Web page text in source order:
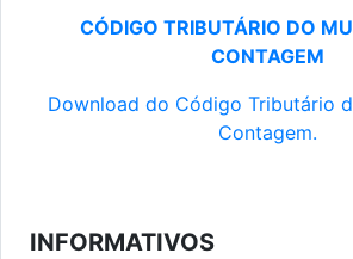
CÓDIGO TRIBUTÁRIO DO
CONTAGEM
Download do Código Tributário
Contagem.
INFORMATIVOS